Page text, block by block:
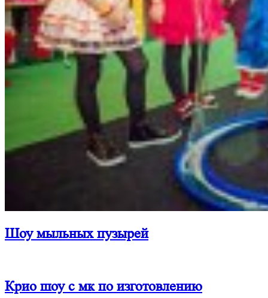
Шоу мыльных пузырей
Крио шоу с мк по изготовлению